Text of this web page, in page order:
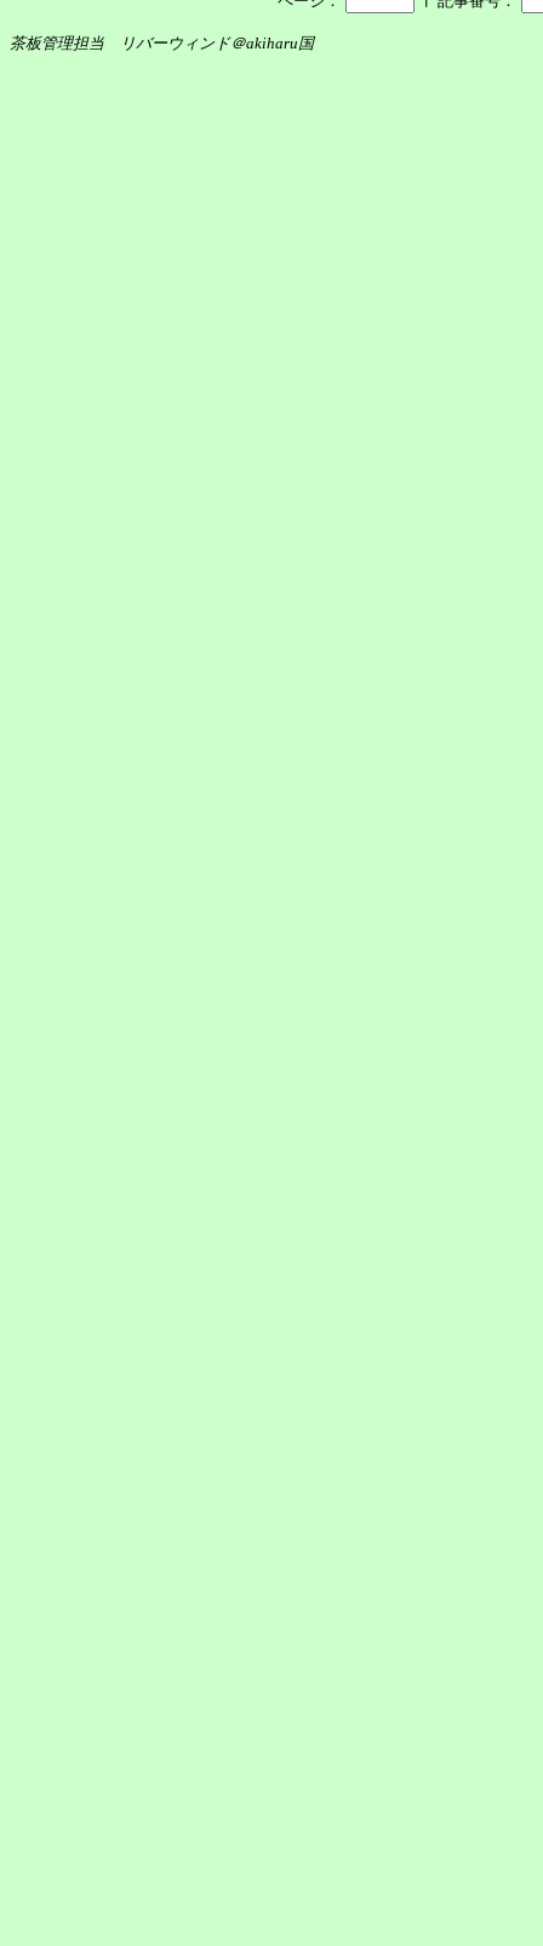
茶板管理担当 リバーウィンド＠akiharu国